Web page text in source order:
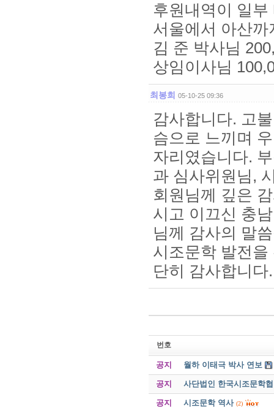
후원내역이 일부
서울에서 아산
김 준 박사님
상임이사님
최봉희 05-10-25 09:36
감사합니다. 고
슴으로 느끼며
자리였습니다.
과 심사위원님,
회원님께 깊은
시고 이끄신 충
님께 감사의 말
시조문학 발전
단히 감사합니다.
번호
공지 월하 이태극 박사 연보
공지 사단법인 한국시조문학
공지 시조문학 역사 (2)